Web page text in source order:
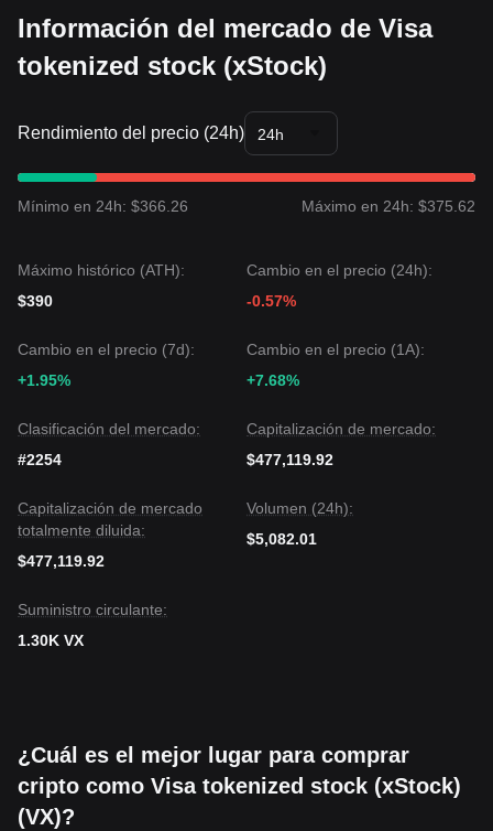
Información del mercado de Visa
tokenized stock (xStock)
Rendimiento del precio (24h) 24h
Mínimo en 24h: $366.26 Máximo en 24h: $375.62
Máximo histórico (ATH):
$390
Cambio en el precio (24h):
-0.57%
Cambio en el precio (7d):
+1.95%
Cambio en el precio (1A):
+7.68%
Clasificación del mercado:
#2254
Capitalización de mercado:
$477,119.92
Capitalización de mercado
totalmente diluida:
$477,119.92
Volumen (24h):
$5,082.01
Suministro circulante:
1.30K VX
¿Cuál es el mejor lugar para comprar
cripto como Visa tokenized stock (xStock)
(VX)?